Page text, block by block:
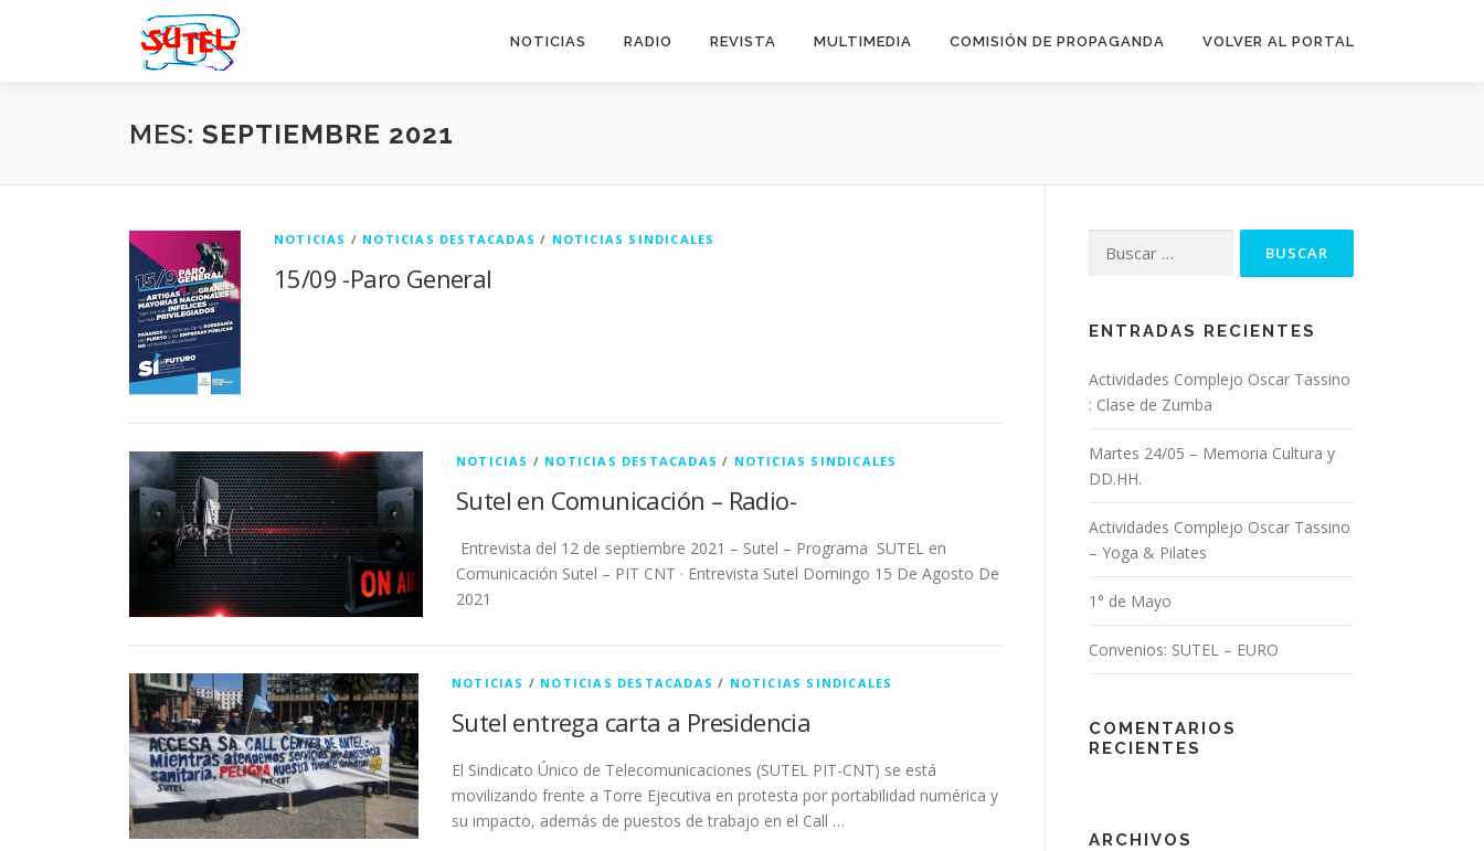
NOTICIAS RADIO REVISTA MULTIMEDIA COMISIÓN DE PROPAGANDA VOLVER AL PORTAL
MES: SEPTIEMBRE 2021
NOTICIAS / NOTICIAS DESTACADAS / NOTICIAS SINDICALES
15/09 -Paro General
NOTICIAS / NOTICIAS DESTACADAS / NOTICIAS SINDICALES
Sutel en Comunicación – Radio-
Entrevista del 12 de septiembre 2021 – Sutel – Programa SUTEL en
Comunicación Sutel – PIT CNT · Entrevista Sutel Domingo 15 De Agosto De
2021
NOTICIAS / NOTICIAS DESTACADAS / NOTICIAS SINDICALES
Sutel entrega carta a Presidencia
El Sindicato Único de Telecomunicaciones (SUTEL PIT-CNT) se está
movilizando frente a Torre Ejecutiva en protesta por portabilidad numérica y
su impacto, además de puestos de trabajo en el Call …
ENTRADAS RECIENTES
Actividades Complejo Oscar Tassino
: Clase de Zumba
Martes 24/05 – Memoria Cultura y
DD.HH.
Actividades Complejo Oscar Tassino
– Yoga & Pilates
1° de Mayo
Convenios: SUTEL – EURO
COMENTARIOS
RECIENTES
ARCHIVOS